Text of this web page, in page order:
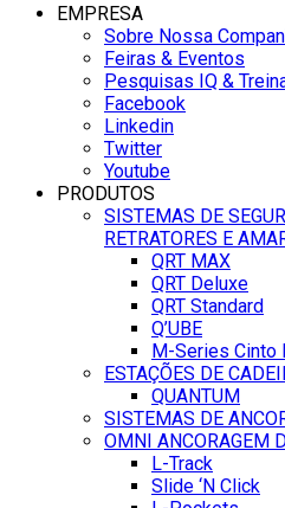
EMPRESA
Sobre Nossa
Feiras & Eventos
Pesquisas IQ &
Facebook
Linkedin
Twitter
Youtube
PRODUTOS
SISTEMAS DE
RETRATORES E
QRT MAX
QRT Deluxe
QRT Standard
Q’UBE
M-Series Cinto
ESTAÇÕES DE
QUANTUM
SISTEMAS DE
OMNI ANCORAGEM
L-Track
Slide ‘N Click